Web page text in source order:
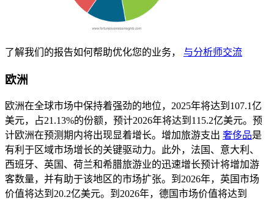
了解我们的报告如何帮助优化您的业务， 与分析师交流
欧洲
欧洲在全球市场中保持着强劲的地位，2025年将达到107.1亿
美元，占21.13%的份额，预计2026年将达到115.2亿美元。预
计欧洲在预测期内将出现显着增长。增加旅游支出 奢侈品是
有利于区域市场增长的关键驱动力。此外，法国、意大利、
西班牙、英国、荷兰和希腊旅游业的迅速增长预计将增加游
客数量，并有助于该地区的市场扩张。到2026年，英国市场
价值将达到20.2亿美元。到2026年，德国市场价值将达到